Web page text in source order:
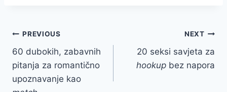
Post
navigation
PREVIOUS
60 dubokih, zabavnih
pitanja za romantično
upoznavanje kao
NEXT
20 seksi savjeta za
hookup bez napora